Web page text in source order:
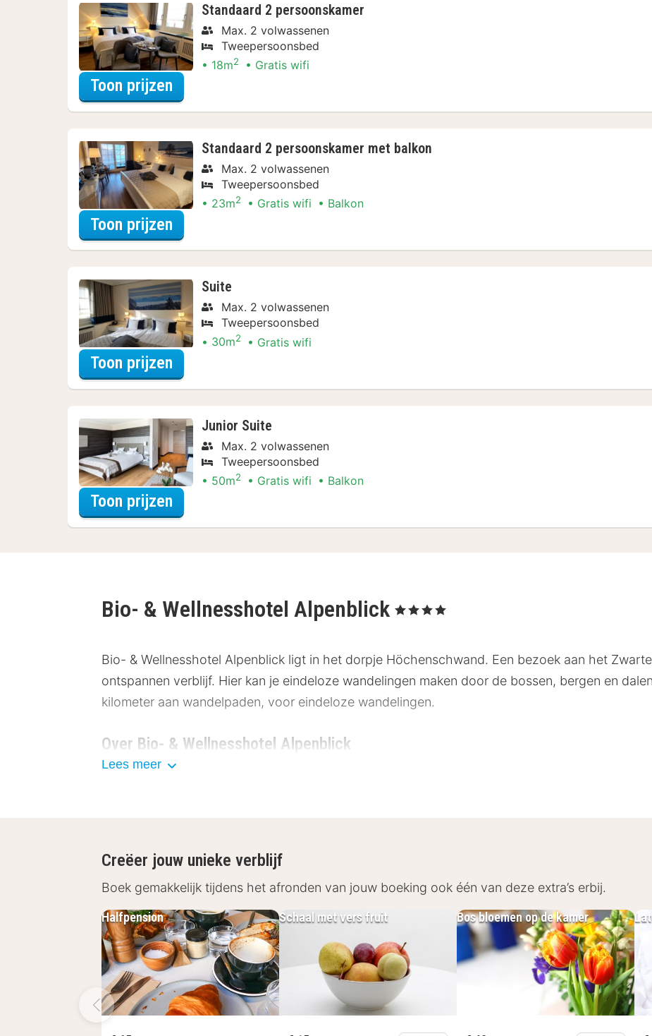
Standaard 2 persoonskamer
Max. 2 volwassenen
Tweepersoonsbed
18m2 Gratis wifi
Toon prijzen
Standaard 2 persoonskamer met balkon
Max. 2 volwassenen
Tweepersoonsbed
23m2 Gratis wifi Balkon
Toon prijzen
Suite
Max. 2 volwassenen
Tweepersoonsbed
30m2 Gratis wifi
Toon prijzen
Junior Suite
Max. 2 volwassenen
Tweepersoonsbed
50m2 Gratis wifi Balkon
Toon prijzen
Bio- & Wellnesshotel Alpenblick , 4 Sterren
Bio- & Wellnesshotel Alpenblick ligt in het dorpje Höchenschwand. Een bezoek aan het
ontspannen verblijf. Hier kan je eindeloze wandelingen maken door de bossen, bergen en
kilometer aan wandelpaden, voor eindeloze wandelingen.
Over Bio- & Wellnesshotel Alpenblick
In Bio- & Wellnesshotel Alpenblick kom je helemaal tot rust. Bij aankomst ontvang je een
bereid waar je ook ’s avonds tijdens het diner van geniet. Tijdens je verblijf maak je gratis
zoals de sauna, het stoombad en het zwembad. Tegen betaling kan je ook kiezen uit diverse
beautybehandelingen met hun eigen productlijn.
Omgeving rondom Bio- & Wellnesshotel Alpenblick
Lees meer
Creëer jouw unieke verblijf
Boek gemakkelijk tijdens het afronden van jouw boeking ook één van deze extra’s erbij.
Schaal met vers fruit
Bos bloemen op de kamer
Halfpension